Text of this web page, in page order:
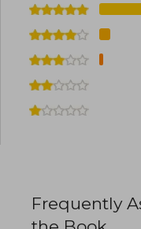
Frequently